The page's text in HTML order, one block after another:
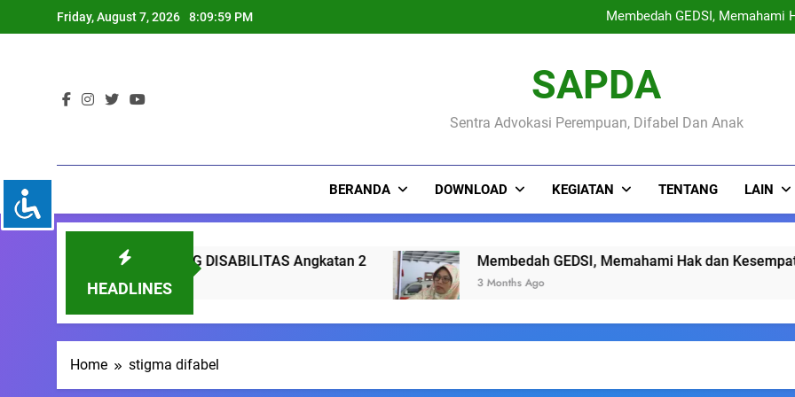
to
Friday, August 7, 2026 8:09:59 PM
Membedah GEDSI, Memahami
Sinau Bareng Warga : Ruang
Membedah GEDSI, Memahami
Sinau Bareng Warga : Ruang
SAPDA
Sentra Advokasi Perempuan, Difabel Dan Anak
BERANDA DOWNLOAD KEGIATAN TENTANG LAIN
HEADLINES
RISET PENYANDANG DISABILITAS Angkatan 2 Membedah GEDSI, Memahami Hak dan Kesempatan
3 Months Ago
Home stigma difabel